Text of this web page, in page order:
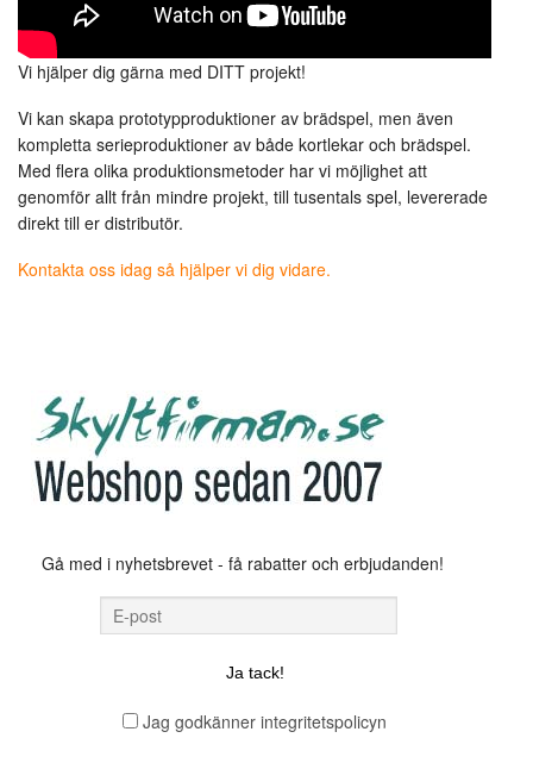
Vi hjälper dig gärna med DITT projekt!
Vi kan skapa prototypproduktioner av brädspel, men även
kompletta serieproduktioner av både kortlekar och brädspel.
Med flera olika produktionsmetoder har vi möjlighet att
genomför allt från mindre projekt, till tusentals spel, levererade
direkt till er distributör.
Kontakta oss idag så hjälper vi dig vidare.
Gå med i nyhetsbrevet - få rabatter och erbjudanden!
Jag godkänner integritetspolicyn